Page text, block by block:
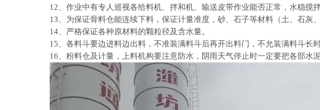
12、作业中有专人巡视各给料机、拌和机、输送皮带作业能否正常，水稳搅
13、为保证骨料仓能连续下料，保证计量准度，砂、石子等材料（土、石灰
14、严格保证各种原材料的颗粒径及含水量。
15、各料斗要边进料边出料，不准装满料斗后再开出料门，不允装满料斗长
16、粉料仓及计量，上料机构要注意防水，阴雨天气停止时一定要把各部水